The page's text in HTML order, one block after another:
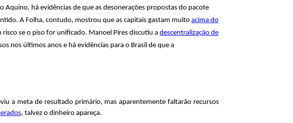
Aquino, há evidências de que as desonerações propostas do pacote
A Folha, contudo, mostrou que as capitais gastam muito acima do
se o piso for unificado. Manoel Pires discutiu a descentralização de
nos últimos anos e háevidências para o Brasil de que a
a meta de resultado primário, mas aparentemente faltarão recursos
, talvez o dinheiro apareça.